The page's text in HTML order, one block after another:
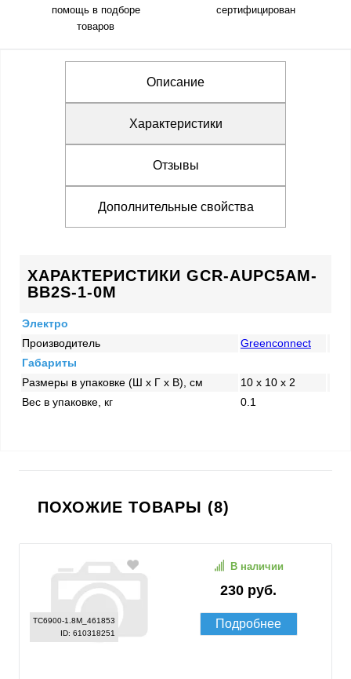
помощь в подборе
товаров
сертифицирован
Описание
Характеристики
Отзывы
Дополнительные свойства
ХАРАКТЕРИСТИКИ GCR-AUPC5AM-
BB2S-1-0M
Электро
Производитель
Greenconnect
Габариты
Размеры в упаковке (Ш x Г x В), см
10 x 10 x 2
Вес в упаковке, кг
0.1
ПОХОЖИЕ ТОВАРЫ (8)
TC6900-1.8M_461853
ID: 610318251
230 руб.
В наличии
Подробнее